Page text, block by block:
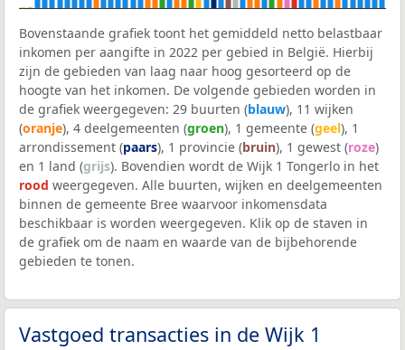
Bovenstaande grafiek toont het gemiddeld netto belastbaar
inkomen per aangifte in 2022 per gebied in België. Hierbij
zijn de gebieden van laag naar hoog gesorteerd op de
hoogte van het inkomen. De volgende gebieden worden in
de grafiek weergegeven: 29 buurten (blauw), 11 wijken
(oranje), 4 deelgemeenten (groen), 1 gemeente (geel), 1
arrondissement (paars), 1 provincie (bruin), 1 gewest (roze)
en 1 land (grijs). Bovendien wordt de Wijk 1 Tongerlo in het
rood weergegeven. Alle buurten, wijken en deelgemeenten
binnen de gemeente Bree waarvoor inkomensdata
beschikbaar is worden weergegeven. Klik op de staven in
de grafiek om de naam en waarde van de bijbehorende
gebieden te tonen.
Vastgoed transacties in de Wijk 1